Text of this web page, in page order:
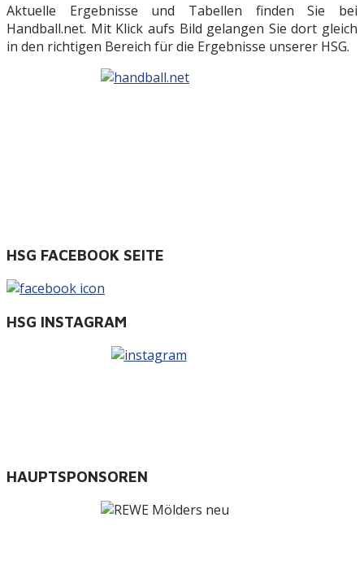
Aktuelle Ergebnisse und Tabellen finden Sie bei
Handball.net. Mit Klick aufs Bild gelangen Sie dort gleich
in den richtigen Bereich für die Ergebnisse unserer HSG.
HSG FACEBOOK SEITE
HSG INSTAGRAM
HAUPTSPONSOREN